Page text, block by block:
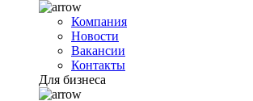
Компания
Новости
Вакансии
Контакты
Для бизнеса